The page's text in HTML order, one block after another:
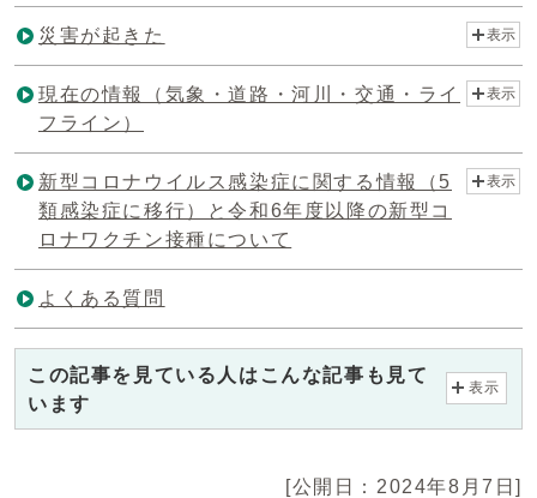
災害が起きた 表示
現在の情報（気象・道路・河川・交通・ライ
フライン）
表示
新型コロナウイルス感染症に関する情報（5
類感染症に移行）と令和6年度以降の新型コ
ロナワクチン接種について
表示
よくある質問
この記事を見ている人はこんな記事も見て
います
表示
[公開日：2024年8月7日]